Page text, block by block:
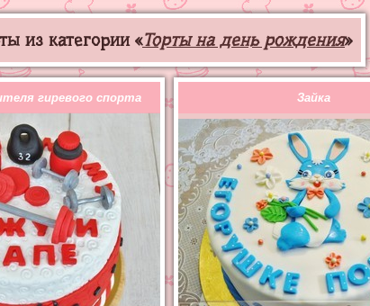
из категории «Торты на день рождения»
гиревого спорта Зайка